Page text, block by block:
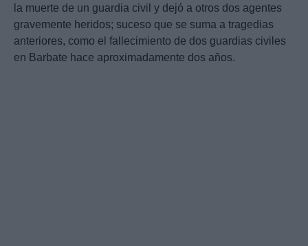
la muerte de un guardia civil y dejó a otros dos agentes
gravemente heridos; suceso que se suma a tragedias
anteriores, como el fallecimiento de dos guardias civiles
en Barbate hace aproximadamente dos años.